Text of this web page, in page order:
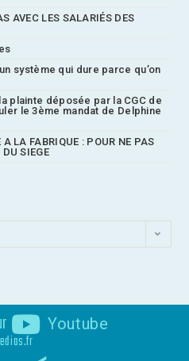
AVEC LES SALARIÉS DES
système qui dure parce qu’on
plainte déposée par la CGC de
le 3ème mandat de Delphine
LA FABRIQUE : POUR NE PAS
DU SIEGE
Youtube